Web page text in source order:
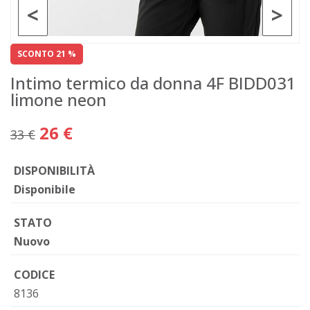
>
<
SCONTO 21 %
Intimo termico da donna 4F BIDD031
limone neon
33 € 26 €
DISPONIBILITÀ
Disponibile
STATO
Nuovo
CODICE
8136